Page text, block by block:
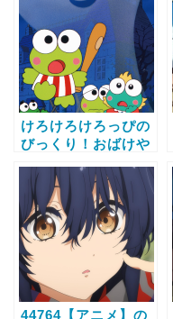
話視聴する方法
けろけろけろっぴの
びっくり！おばけや
画配信サービス比較
と無料で全話視聴す
る方法
44764【アニメ】の